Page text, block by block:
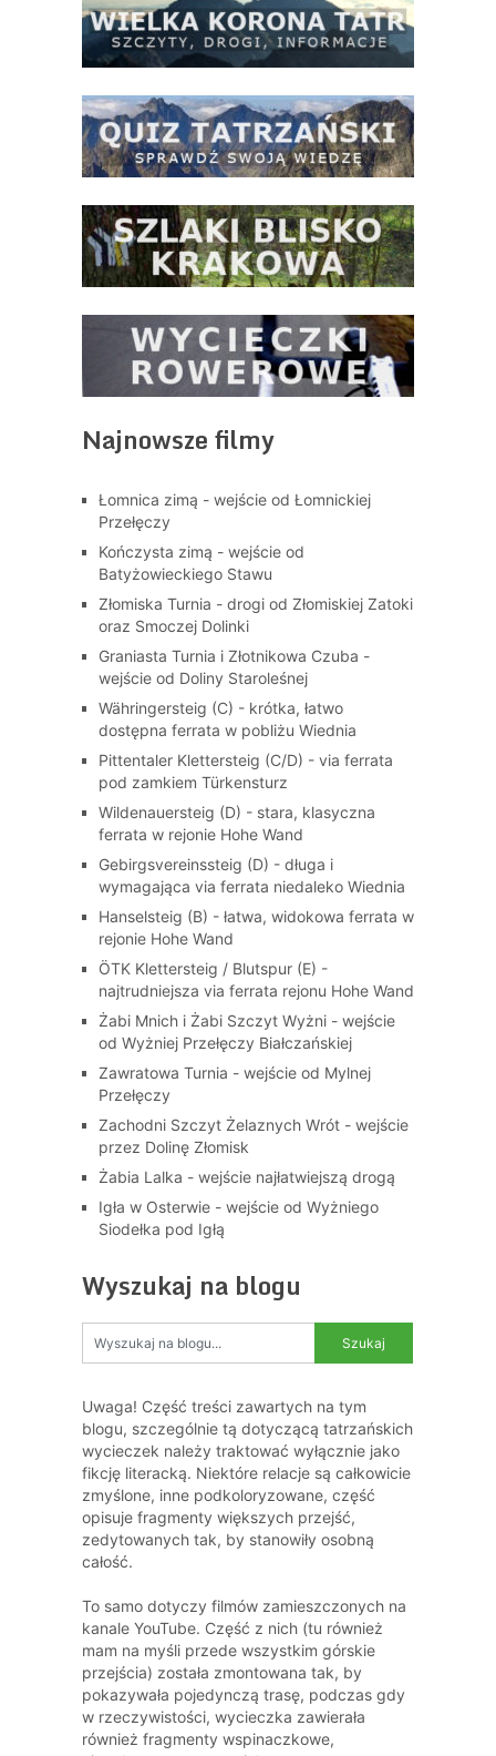
Najnowsze filmy
Łomnica zimą - wejście od Łomnickiej
Przełęczy
Kończysta zimą - wejście od
Batyżowieckiego Stawu
Złomiska Turnia - drogi od Złomiskiej Zatoki
oraz Smoczej Dolinki
Graniasta Turnia i Złotnikowa Czuba -
wejście od Doliny Staroleśnej
Währingersteig (C) - krótka, łatwo
dostępna ferrata w pobliżu Wiednia
Pittentaler Klettersteig (C/D) - via ferrata
pod zamkiem Türkensturz
Wildenauersteig (D) - stara, klasyczna
ferrata w rejonie Hohe Wand
Gebirgsvereinssteig (D) - długa i
wymagająca via ferrata niedaleko Wiednia
Hanselsteig (B) - łatwa, widokowa ferrata w
rejonie Hohe Wand
ÖTK Klettersteig / Blutspur (E) -
najtrudniejsza via ferrata rejonu Hohe Wand
Żabi Mnich i Żabi Szczyt Wyżni - wejście
od Wyżniej Przełęczy Białczańskiej
Zawratowa Turnia - wejście od Mylnej
Przełęczy
Zachodni Szczyt Żelaznych Wrót - wejście
przez Dolinę Złomisk
Żabia Lalka - wejście najłatwiejszą drogą
Igła w Osterwie - wejście od Wyżniego
Siodełka pod Igłą
Wyszukaj na blogu
Uwaga! Część treści zawartych na tym
blogu, szczególnie tą dotyczącą tatrzańskich
wycieczek należy traktować wyłącznie jako
fikcję literacką. Niektóre relacje są całkowicie
zmyślone, inne podkoloryzowane, część
opisuje fragmenty większych przejść,
zedytowanych tak, by stanowiły osobną
całość.
To samo dotyczy filmów zamieszczonych na
kanale YouTube. Część z nich (tu również
mam na myśli przede wszystkim górskie
przejścia) została zmontowana tak, by
pokazywała pojedynczą trasę, podczas gdy
w rzeczywistości, wycieczka zawierała
również fragmenty wspinaczkowe,